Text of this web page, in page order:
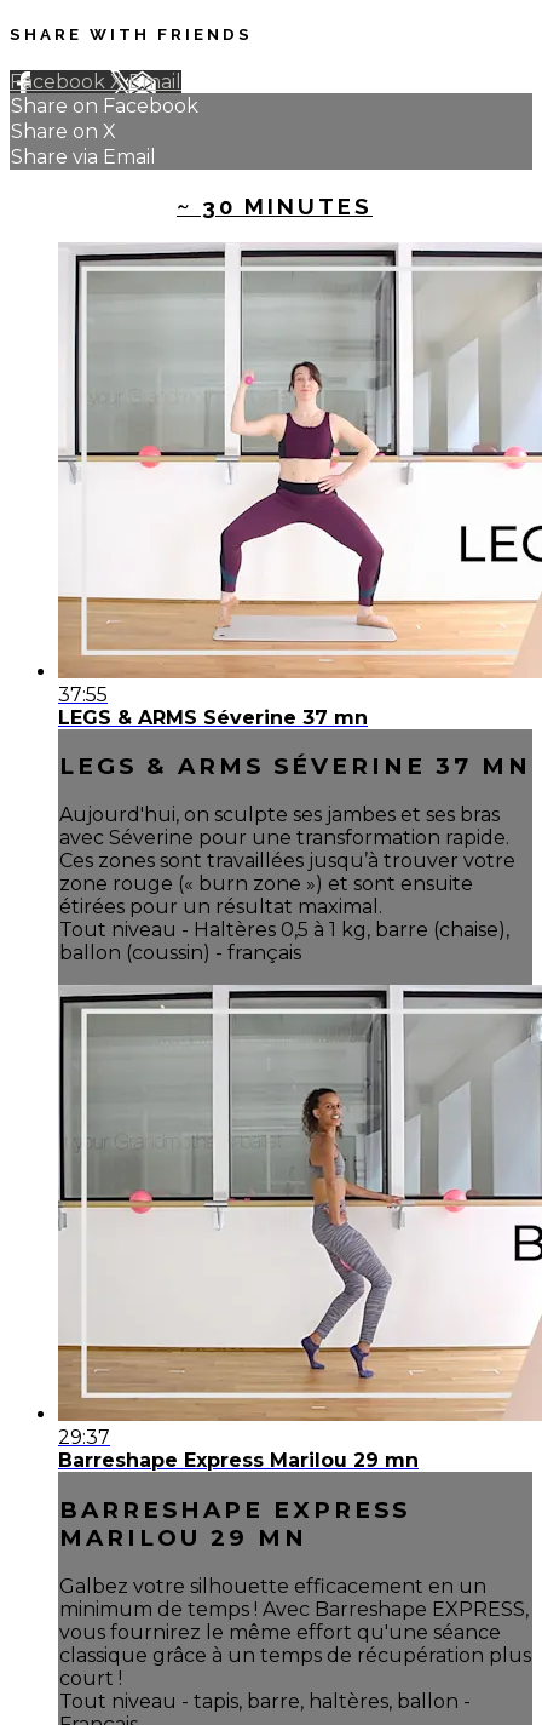
SHARE WITH FRIENDS
Facebook XEmail
Share on Facebook
Share on X
Share via Email
~ 30 MINUTES
37:55
LEGS & ARMS Séverine 37 mn
LEGS & ARMS SÉVERINE 37 MN
Aujourd'hui, on sculpte ses jambes et ses bras
avec Séverine pour une transformation rapide.
Ces zones sont travaillées jusqu’à trouver votre
zone rouge (« burn zone ») et sont ensuite
étirées pour un résultat maximal.
Tout niveau - Haltères 0,5 à 1 kg, barre (chaise),
ballon (coussin) - français
29:37
Barreshape Express Marilou 29 mn
BARRESHAPE EXPRESS
MARILOU 29 MN
Galbez votre silhouette efficacement en un
minimum de temps ! Avec Barreshape EXPRESS,
vous fournirez le même effort qu'une séance
classique grâce à un temps de récupération plus
court !
Tout niveau - tapis, barre, haltères, ballon -